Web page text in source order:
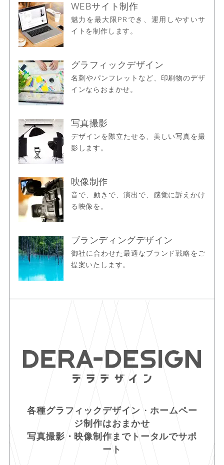
WEBサイト制作
魅力を最大限PRでき、運用しやすいサ
イトを制作します。
グラフィックデザイン
名刺やパンフレットなど、印刷物のデザ
インならおまかせ。
写真撮影
デザインを際立たせる、美しい写真を撮
影します。
映像制作
音で、動きで、演出で、感覚に訴えかけ
る映像を。
ブランディングデザイン
御社に合わせた最適なブランド戦略をご
提案いたします。
各種グラフィックデザイン ・ホームペー
ジ制作はおまかせ
写真撮影・映像制作までトータルでサポ
ート